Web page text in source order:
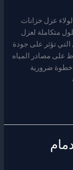
عزل خزانات
متكاملة لعزل
التي تؤثر على جودة
على مصادر المياه
خطوة ضرورية